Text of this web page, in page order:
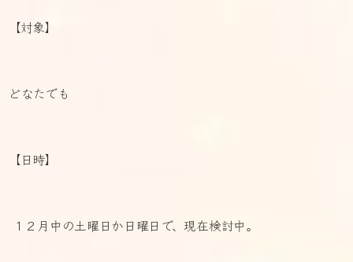
【対象】
どなたでも
【日時】
１２月中の土曜日か日曜日で、現在検討中。